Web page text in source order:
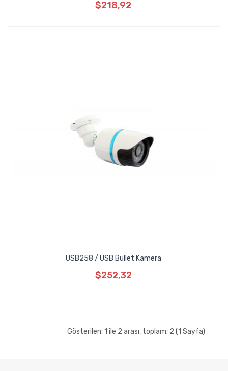
$218,92
USB258 / USB Bullet Kamera
$252,32
Gösterilen: 1 ile 2 arası, toplam: 2 (1 Sayfa)